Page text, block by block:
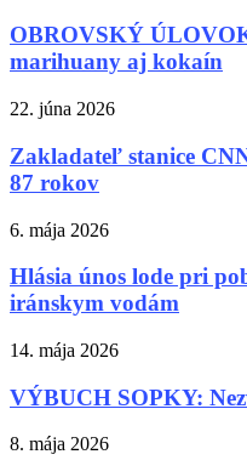
OBROVSKÝ
marihuany aj kokaín
22. júna 2026
Zakladateľ stanice
87 rokov
6. mája 2026
Hlásia únos lode pri
iránskym vodám
14. mája 2026
VÝBUCH SOPKY:
8. mája 2026